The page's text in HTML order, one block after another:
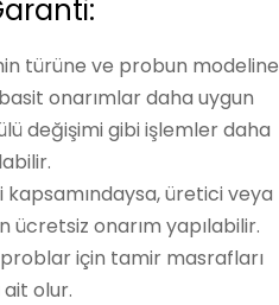
türüne ve probun modeline
onarımlar daha uygun
değişimi gibi işlemler daha
üretici veya
ücretsiz onarım yapılabilir.
için tamir masrafları
ait olur.